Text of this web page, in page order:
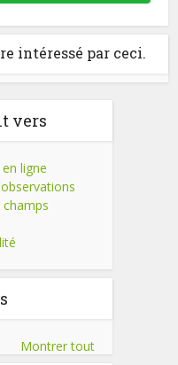
intéressé par ceci.
vers
ligne
Montrer tout